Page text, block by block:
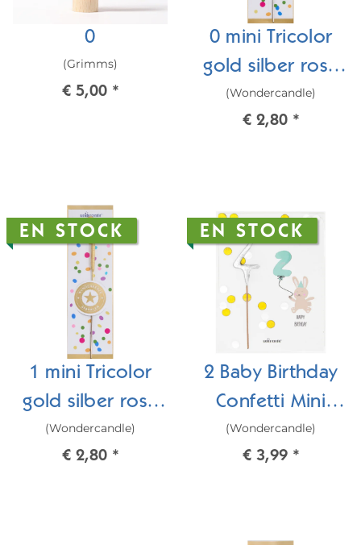
0
(Grimms)
€ 5,00 *
0 mini Tricolor
gold silber rosé
Wondercandle®
mini
(Wondercandle)
€ 2,80 *
EN STOCK
1 mini Tricolor
gold silber rosé
Wondercandle®
mini
(Wondercandle)
€ 2,80 *
EN STOCK
2 Baby Birthday
Confetti Mini
Wondercard
(Wondercandle)
€ 3,99 *